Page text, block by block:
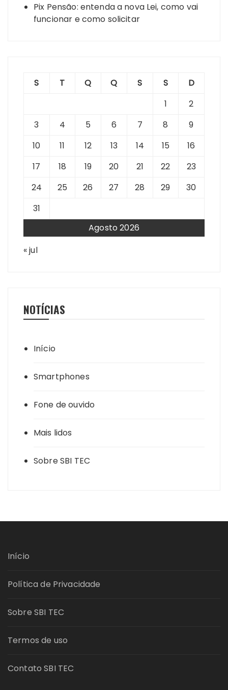
Pix Pensão: entenda a nova Lei, como vai
funcionar e como solicitar
Agosto 2026
S T Q Q S S
D
1
2
3
4 5 6 7 8
9
10
11 12 13 14 15
16
17
18 19 20 21 22
23
24
25 26 27 28 29
30
31
« jul
NOTÍCIAS
Início
Smartphones
Fone de ouvido
Mais lidos
Sobre SBI TEC
Início
Política de Privacidade
Sobre SBI TEC
Termos de uso
Contato SBI TEC